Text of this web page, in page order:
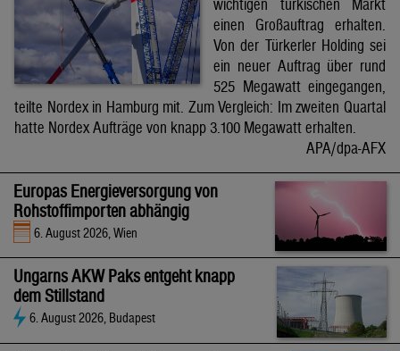
wichtigen türkischen Markt
einen Großauftrag erhalten.
Von der Türkerler Holding sei
ein neuer Auftrag über rund
525 Megawatt eingegangen,
teilte Nordex in Hamburg mit. Zum Vergleich: Im zweiten Quartal
hatte Nordex Aufträge von knapp 3.100 Megawatt erhalten.
APA/dpa-AFX
Europas Energieversorgung von
Rohstoffimporten abhängig
6. August 2026, Wien
Ungarns AKW Paks entgeht knapp
dem Stillstand
6. August 2026, Budapest